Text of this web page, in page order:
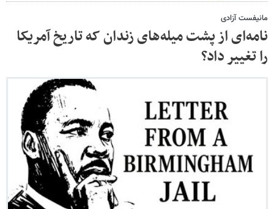
مانیفست آزادی
نامه‌ای از پشت میله‌های زندان که تاریخ آمریکا
را تغییر داد؟